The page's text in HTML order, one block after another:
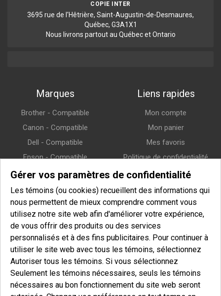
COPIE INTER
3695 rue de l'Hêtrière, Saint-Augustin-de-Desmaures,
Québec, G3A1X1
Nous livrons partout au Québec et Ontario
Marques
Brother - Compatible
Canon - Compatible
Dell - Compatible
Epson - Compatible
HP (Hewlett-Packard) -
Compatible
Lexmark - Compatible
Samsung - Compatible
Xerox - Compatible
Liens rapides
Mon compte
Mon panier
Mes favoris
Politique de confidentialité
Politique de retour
Politique de livraison
Infolettre
Entrez votre courriel pour vous inscrire à notre infolettre et afin
de recevoir nos offres spéciales.
Gérer vos paramètres de confidentialité
Les témoins (ou cookies) recueillent des informations qui
nous permettent de mieux comprendre comment vous
utilisez notre site web afin d'améliorer votre expérience,
de vous offrir des produits ou des services
personnalisés et à des fins publicitaires. Pour continuer à
utiliser le site web avec tous les témoins, sélectionnez
Autoriser tous les témoins. Si vous sélectionnez
Seulement les témoins nécessaires, seuls les témoins
nécessaires au bon fonctionnement du site web seront